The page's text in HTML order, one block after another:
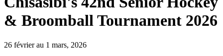
& Broomball Tournament 2026
26 février au 1 mars, 2026